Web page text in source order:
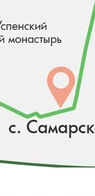
Условные
RB (ЗКС)